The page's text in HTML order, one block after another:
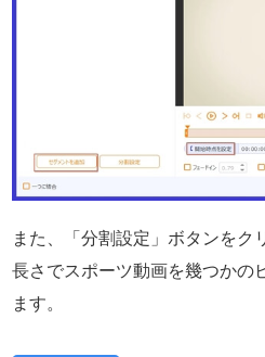
また、「分割設定」ボタンをク
長さでスポーツ動画を幾つかの
ます。